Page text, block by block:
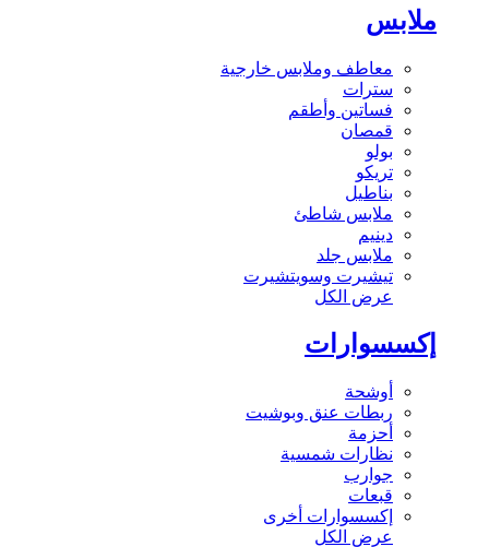
ملابس
معاطف وملابس خارجية
سترات
فساتين وأطقم
قمصان
بولو
تريكو
بناطيل
ملابس شاطئ
دينيم
ملابس جلد
تيشيرت وسويتشيرت
عرض الكل
إكسسوارات
أوشحة
ربطات عنق وبوشيت
أحزمة
نظارات شمسية
جوارب
قبعات
إكسسوارات أخرى
عرض الكل